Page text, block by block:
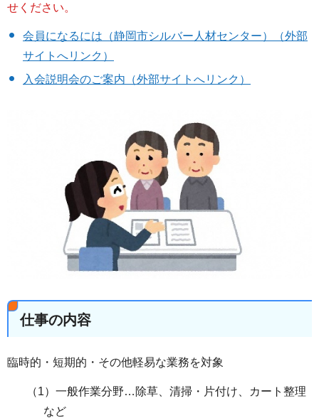
せください。
会員になるには（静岡市シルバー人材センター）（外部
サイトへリンク）
入会説明会のご案内（外部サイトへリンク）
仕事の内容
臨時的・短期的・その他軽易な業務を対象
（1）一般作業分野…除草、清掃・片付け、カート整理
など